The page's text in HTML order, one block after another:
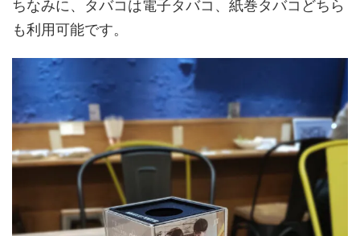
ちなみに、タバコは電子タバコ、紙巻タバコどちら
も利用可能です。